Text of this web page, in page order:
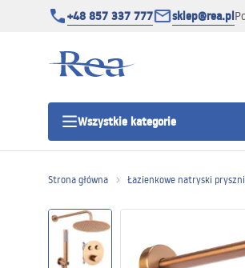
+48 857 337 777 sklep@rea.pl
Wszystkie kategorie
Kategorie produktowe
Kabiny prysznicowe
Drzwi prysznicowe
Strona główna Łazienkowe natryski